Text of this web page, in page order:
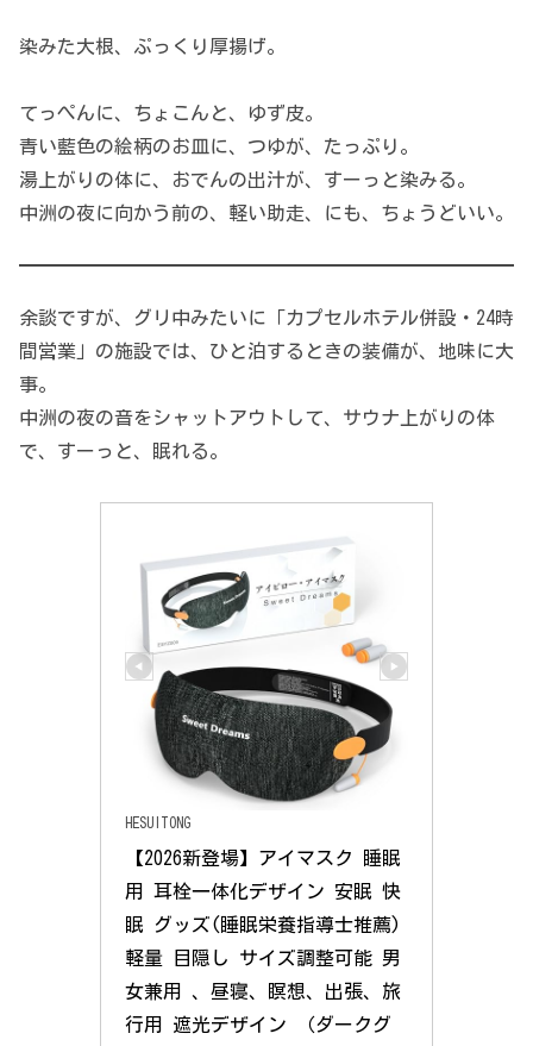
染みた大根、ぷっくり厚揚げ。
てっぺんに、ちょこんと、ゆず皮。
青い藍色の絵柄のお皿に、つゆが、たっぷり。
湯上がりの体に、おでんの出汁が、すーっと染みる。
中洲の夜に向かう前の、軽い助走、にも、ちょうどいい。
余談ですが、グリ中みたいに「カプセルホテル併設・24時
間営業」の施設では、ひと泊するときの装備が、地味に大
事。
中洲の夜の音をシャットアウトして、サウナ上がりの体
で、すーっと、眠れる。
HESUITONG
【2026新登場】アイマスク 睡眠
用 耳栓一体化デザイン 安眠 快
眠 グッズ(睡眠栄養指導士推薦)
軽量 目隠し サイズ調整可能 男
女兼用 、昼寝、瞑想、出張、旅
行用 遮光デザイン （ダークグ